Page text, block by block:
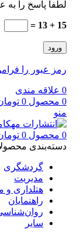
لطفا پاسخ را به
15 + 13 =
ورود
رمز عبور را
0 علاقه مندی
0 محصول 0
منو
0 محصول 0
دسته‌بندی
گردشگری
مدیریت
هتلداری و
راهنمایان
سایر